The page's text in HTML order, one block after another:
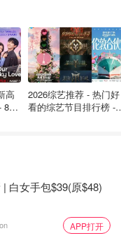
高
8月
2026综艺推荐 - 热门好
看的综艺节目排行榜 -
白女手包$39(原$48)
APP打开